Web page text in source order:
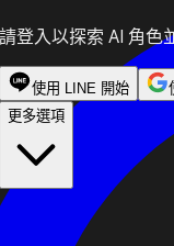
請登入以探索 AI 角色
使用 LINE 開始
更多選項